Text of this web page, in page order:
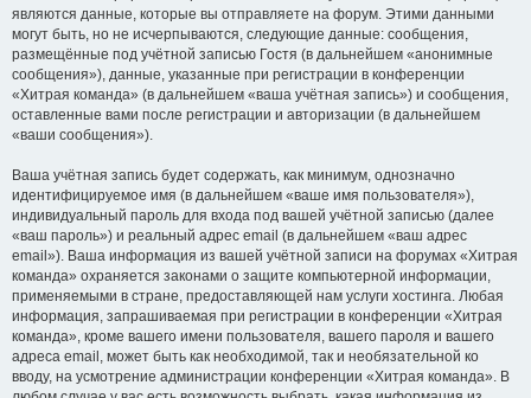
являются данные, которые вы отправляете на форум. Этими данными
могут быть, но не исчерпываются, следующие данные: сообщения,
размещённые под учётной записью Гостя (в дальнейшем «анонимные
сообщения»), данные, указанные при регистрации в конференции
«Хитрая команда» (в дальнейшем «ваша учётная запись») и сообщения,
оставленные вами после регистрации и авторизации (в дальнейшем
«ваши сообщения»).
Ваша учётная запись будет содержать, как минимум, однозначно
идентифицируемое имя (в дальнейшем «ваше имя пользователя»),
индивидуальный пароль для входа под вашей учётной записью (далее
«ваш пароль») и реальный адрес email (в дальнейшем «ваш адрес
email»). Ваша информация из вашей учётной записи на форумах «Хитрая
команда» охраняется законами о защите компьютерной информации,
применяемыми в стране, предоставляющей нам услуги хостинга. Любая
информация, запрашиваемая при регистрации в конференции «Хитрая
команда», кроме вашего имени пользователя, вашего пароля и вашего
адреса email, может быть как необходимой, так и необязательной ко
вводу, на усмотрение администрации конференции «Хитрая команда». В